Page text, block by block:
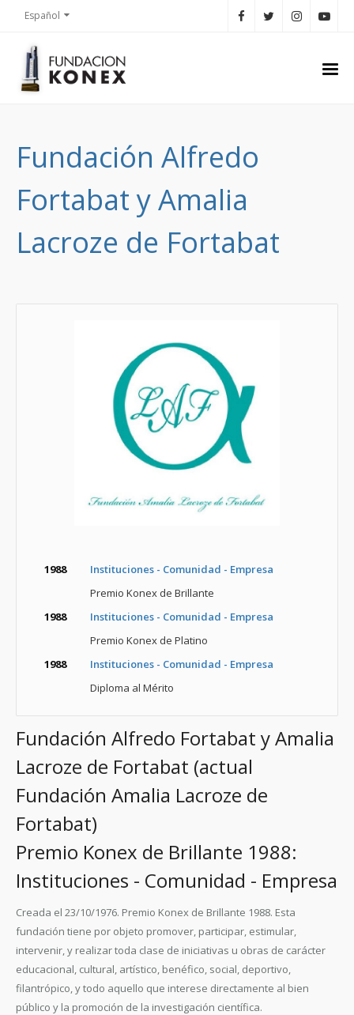
Español
Fundación Alfredo
Fortabat y Amalia
Lacroze de Fortabat
1988
Instituciones - Comunidad - Empresa
Premio Konex de Brillante
1988
Instituciones - Comunidad - Empresa
Premio Konex de Platino
1988
Instituciones - Comunidad - Empresa
Diploma al Mérito
Fundación Alfredo Fortabat y Amalia
Lacroze de Fortabat (actual
Fundación Amalia Lacroze de
Fortabat)
Premio Konex de Brillante 1988:
Instituciones - Comunidad - Empresa
Creada el 23/10/1976. Premio Konex de Brillante 1988. Esta
fundación tiene por objeto promover, participar, estimular,
intervenir, y realizar toda clase de iniciativas u obras de carácter
educacional, cultural, artístico, benéfico, social, deportivo,
filantrópico, y todo aquello que interese directamente al bien
público y la promoción de la investigación científica.